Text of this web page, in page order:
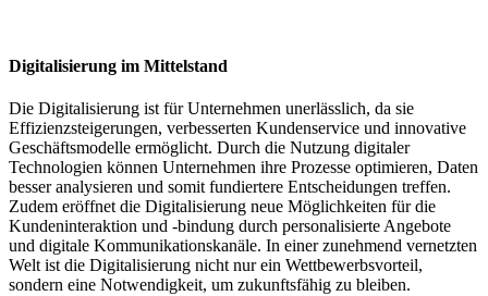
Digitalisierung im Mittelstand
Die Digitalisierung ist für Unternehmen unerlässlich, da sie
Effizienzsteigerungen, verbesserten Kundenservice und innovative
Geschäftsmodelle ermöglicht. Durch die Nutzung digitaler
Technologien können Unternehmen ihre Prozesse optimieren, Daten
besser analysieren und somit fundiertere Entscheidungen treffen.
Zudem eröffnet die Digitalisierung neue Möglichkeiten für die
Kundeninteraktion und -bindung durch personalisierte Angebote
und digitale Kommunikationskanäle. In einer zunehmend vernetzten
Welt ist die Digitalisierung nicht nur ein Wettbewerbsvorteil,
sondern eine Notwendigkeit, um zukunftsfähig zu bleiben.